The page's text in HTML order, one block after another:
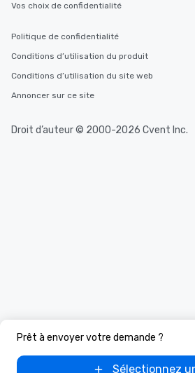
Prêt à envoyer votre demande ?
Sélectionnez
Vos choix de confidentialité
Politique de confidentialité
Conditions d’utilisation du produit
Conditions d’utilisation du site web
Annoncer sur ce site
Droit d’auteur © 2000-2026 Cvent Inc.